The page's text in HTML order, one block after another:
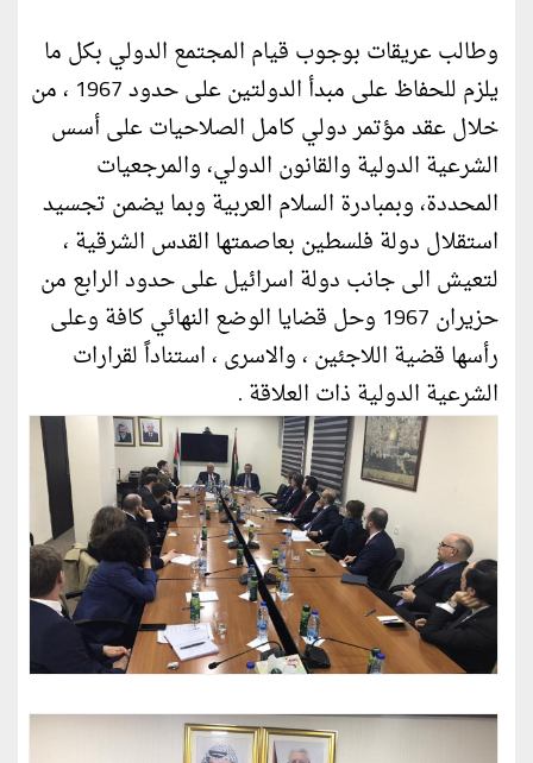
وطالب عريقات بوجوب قيام المجتمع الدولي بكل ما
يلزم للحفاظ على مبدأ الدولتين على حدود 1967 ، من
خلال عقد مؤتمر دولي كامل الصلاحيات على أسس
الشرعية الدولية والقانون الدولي، والمرجعيات
المحددة، وبمبادرة السلام العربية وبما يضمن تجسيد
استقلال دولة فلسطين بعاصمتها القدس الشرقية ،
لتعيش الى جانب دولة اسرائيل على حدود الرابع من
حزيران 1967 وحل قضايا الوضع النهائي كافة وعلى
رأسها قضية اللاجئين ، والاسرى ، استناداً لقرارات
الشرعية الدولية ذات العلاقة .